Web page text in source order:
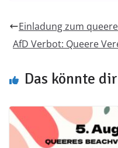
Einladung zum
AfD Verbot: Queere
Das könnte